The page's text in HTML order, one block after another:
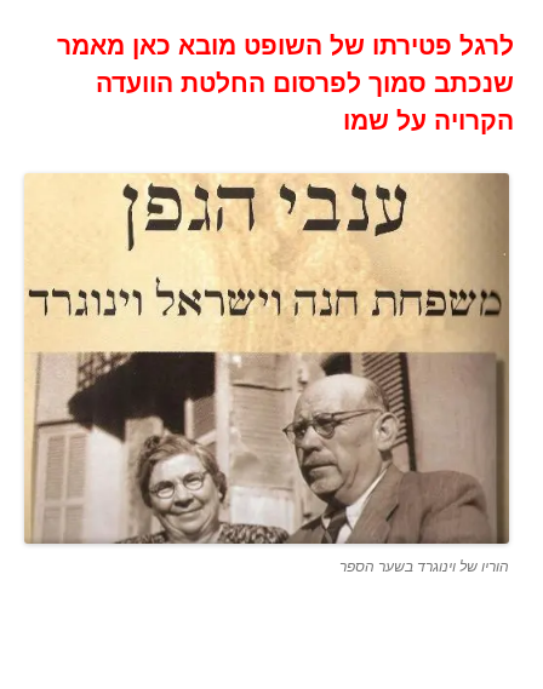
לרגל פטירתו של השופט מובא כאן מאמר
שנכתב סמוך לפרסום החלטת הוועדה
הקרויה על שמו
הוריו של וינוגרד בשער הספר